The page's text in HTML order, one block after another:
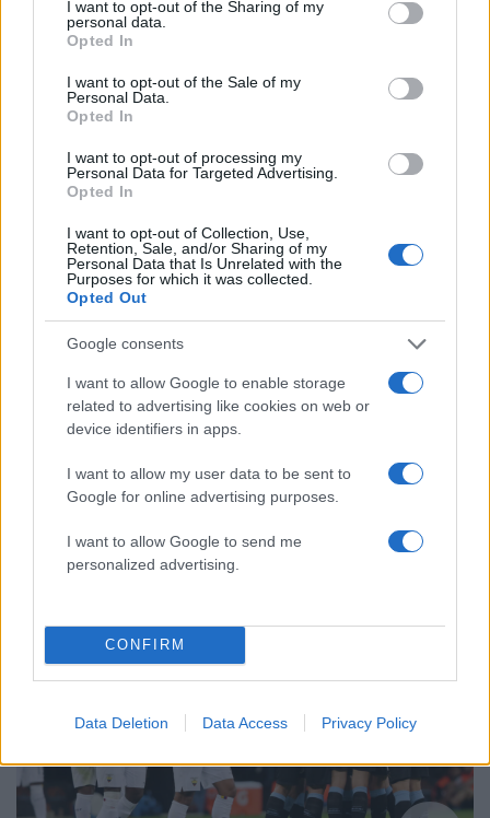
not limited to your visit or usage behaviour. You may click to
grant or deny consent to Google and its third-party tags to
use your data for below specified purposes in below Google
consent section.
I want to opt-out of the Sharing of my
personal data.
Opted In
I want to opt-out of the Sale of my
Personal Data.
Opted In
I want to opt-out of processing my
Personal Data for Targeted Advertising.
Opted In
I want to opt-out of Collection, Use,
Retention, Sale, and/or Sharing of my
Personal Data that Is Unrelated with the
Purposes for which it was collected.
Opted Out
Google consents
I want to allow Google to enable storage
related to advertising like cookies on web or
device identifiers in apps.
I want to allow my user data to be sent to
Google for online advertising purposes.
I want to allow Google to send me
personalized advertising.
CONFIRM
Data Deletion Data Access Privacy Policy
07:4211.10.19
Εκουαδόρ: Στους 5 οι νεκροί των
διαδηλώσεων – Ελεύθεροι οι 10 αστυνομικοί
που ήταν αιχμάλωτοι
Κρίσιμες ώρες στο Εκουαδόρ - Διαδηλωτές
κατέλαβαν το κοινοβούλιο - Απαγορεύτηκε η
κυκλοφορία